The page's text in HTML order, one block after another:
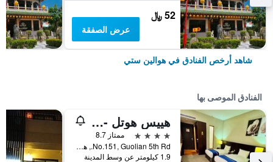
52 ﷼
عرض الصفقة
شاهد أرخص الفنادق في هوالين ستي
الفنادق الموصى بها
هييس هوتل - هوالين
4 نجوم
ممتاز 8.7
No.151, Guolian 5th Rd., هوالين ستي, تايوان
1.9 كيلومتر عن وسط المدينة